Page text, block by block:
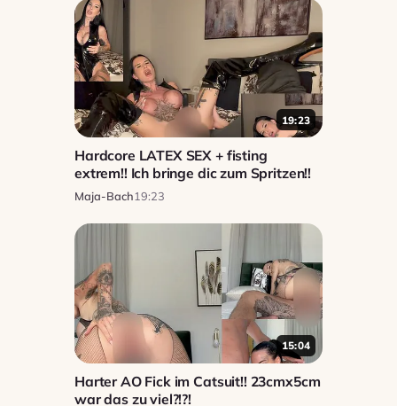
19:23
Hardcore LATEX SEX + fisting
extrem!! Ich bringe dic zum Spritzen!!
Maja-Bach19:23
15:04
Harter AO Fick im Catsuit!! 23cmx5cm
war das zu viel?!?!